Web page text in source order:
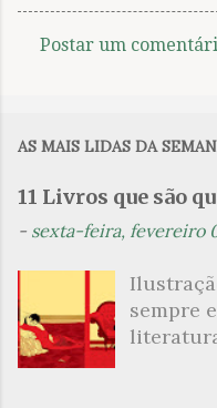
n
t
i
o
Postar um
AS MAIS LIDAS DA
11 Livros que são
- sexta-feira, fevereiro
sempre
que